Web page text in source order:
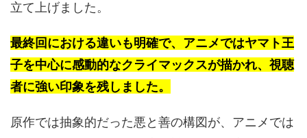
立て上げました。
最終回における違いも明確で、アニメではヤマト王
子を中心に感動的なクライマックスが描かれ、視聴
者に強い印象を残しました。
原作では抽象的だった悪と善の構図が、アニメでは